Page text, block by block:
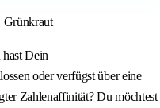
Grünkraut
Dein
oder verfügst über eine
Zahlenaffinität? Du möchtest